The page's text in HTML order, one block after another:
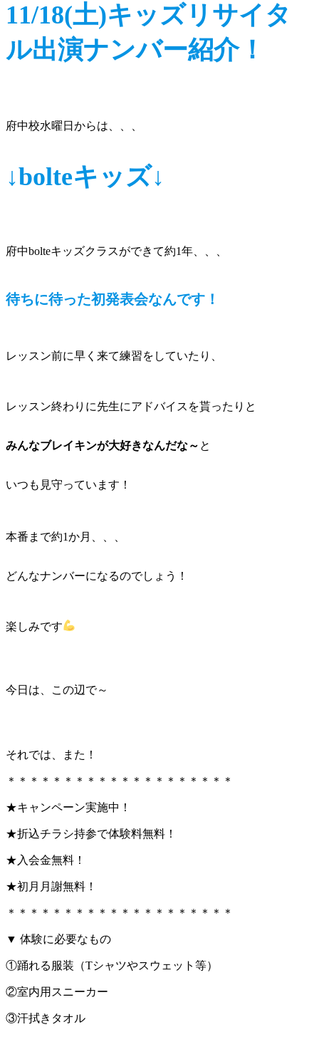
11/18(土)キッズリサイタ
ル出演ナンバー紹介！
府中校水曜日からは、、、
↓bolteキッズ↓
府中bolteキッズクラスができて約1年、、、
待ちに待った初発表会なんです！
レッスン前に早く来て練習をしていたり、
レッスン終わりに先生にアドバイスを貰ったりと
みんなブレイキンが大好きなんだな～ と
いつも見守っています！
本番まで約1か月、、、
どんなナンバーになるのでしょう！
楽しみです
今日は、この辺で～
それでは、また！
＊＊＊＊＊＊＊＊＊＊＊＊＊＊＊＊＊＊＊＊
★キャンペーン実施中！
★折込チラシ持参で体験料無料！
★入会金無料！
★初月月謝無料！
＊＊＊＊＊＊＊＊＊＊＊＊＊＊＊＊＊＊＊＊
▼ 体験に必要なもの
①踊れる服装（Tシャツやスウェット等）
②室内用スニーカー
③汗拭きタオル